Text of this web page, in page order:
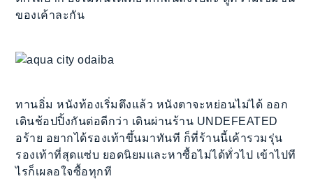
ของเค้าละกัน
ทานอิ่ม หนังท้องเริ่มตึงแล้ว หนังตาจะหย่อนไม่ได้ ออก
เดินช้อปปิ้งกันต่อดีกว่า เดินผ่านร้าน UNDEFEATED
อร้าย อยากได้รองเท้าขึ้นมาทันที ก็ที่ร้านนี้เค้ารวมรุ่น
รองเท้าที่สุดแซ่บ ยอดนิยมและหาซื้อไม่ได้ทั่วไป เข้าไปที
ไรก็เผลอใจซื้อทุกที